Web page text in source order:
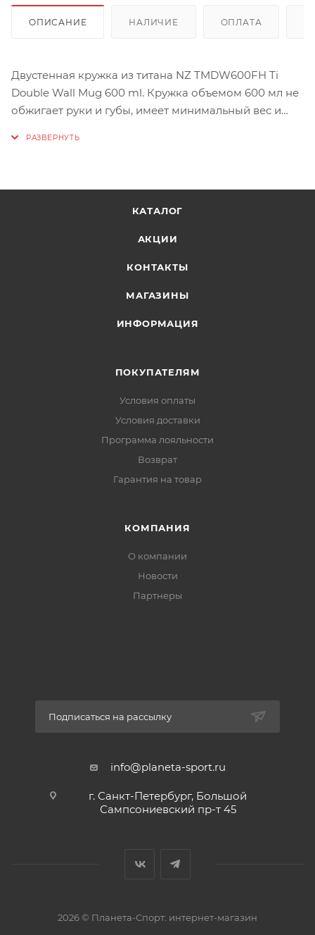
ОПИСАНИЕ НАЛИЧИЕ ОПЛАТА
Двустенная кружка из титана NZ TMDW600FH Ti
Double Wall Mug 600 ml. Кружка объемом 600 мл не
обжигает руки и губы, имеет минимальный вес и
КАТАЛОГ
АКЦИИ
КОНТАКТЫ
МАГАЗИНЫ
ИНФОРМАЦИЯ
ПОКУПАТЕЛЯМ
Условия оплаты
Условия доставки
Программа лояльности
Возврат
Гарантия на товар
КОМПАНИЯ
О компании
Новости
Партнеры
Подписаться на рассылку
info@planeta-sport.ru
г. Санкт-Петербург, Большой
Сампсониевский пр-т 45
2026 © Планета-Спорт: интернет-магазин